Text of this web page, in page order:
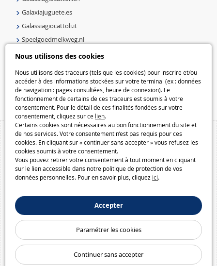
Nous utilisons des cookies
Nous utilisons des traceurs (tels que les cookies) pour inscrire et/ou
accéder à des informations stockées sur votre terminal (ex : données
de navigation : pages consultées, heure de connexion). Le
fonctionnement de certains de ces traceurs est soumis à votre
consentement. Pour le détail de ces finalités fondées sur votre
consentement, cliquez sur ce lien.
Certains cookies sont nécessaires au bon fonctionnement du site et
de nos services. Votre consentement n’est pas requis pour ces
cookies. En cliquant sur « continuer sans accepter » vous refusez les
cookies soumis à votre consentement.
Vous pouvez retirer votre consentement à tout moment en cliquant
sur le lien accessible dans notre politique de protection de vos
données personnelles. Pour en savoir plus, cliquez ici.
Accepter
Paramétrer les cookies
Continuer sans accepter
Galaxiajuguete.es
Galassiagiocattoli.it
Speelgoedmelkweg.nl
Galaxiejouets.be
Speelgoedmelkweg.be
Macway.com